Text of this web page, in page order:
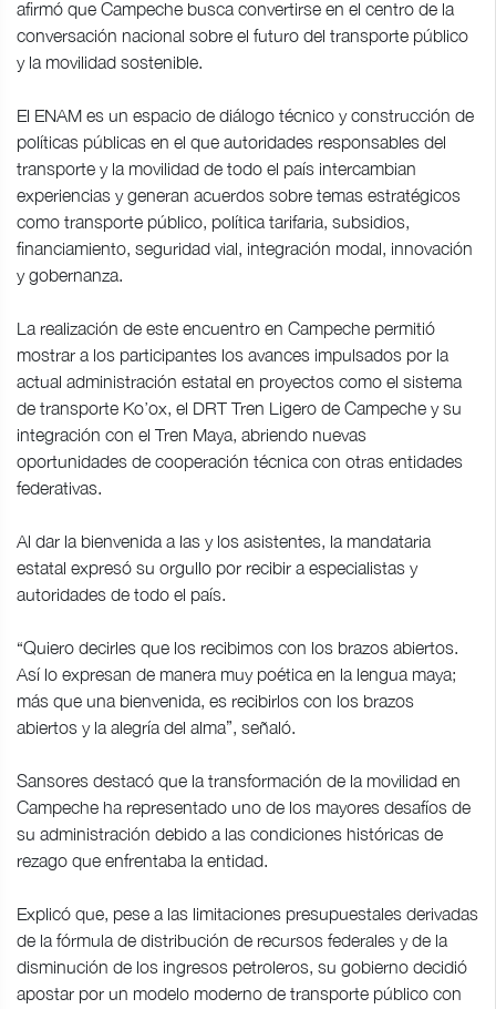
afirmó que Campeche busca convertirse en el centro de la
conversación nacional sobre el futuro del transporte público
y la movilidad sostenible.
El ENAM es un espacio de diálogo técnico y construcción de
políticas públicas en el que autoridades responsables del
transporte y la movilidad de todo el país intercambian
experiencias y generan acuerdos sobre temas estratégicos
como transporte público, política tarifaria, subsidios,
financiamiento, seguridad vial, integración modal, innovación
y gobernanza.
La realización de este encuentro en Campeche permitió
mostrar a los participantes los avances impulsados por la
actual administración estatal en proyectos como el sistema
de transporte Ko’ox, el DRT Tren Ligero de Campeche y su
integración con el Tren Maya, abriendo nuevas
oportunidades de cooperación técnica con otras entidades
federativas.
Al dar la bienvenida a las y los asistentes, la mandataria
estatal expresó su orgullo por recibir a especialistas y
autoridades de todo el país.
“Quiero decirles que los recibimos con los brazos abiertos.
Así lo expresan de manera muy poética en la lengua maya;
más que una bienvenida, es recibirlos con los brazos
abiertos y la alegría del alma”, señaló.
Sansores destacó que la transformación de la movilidad en
Campeche ha representado uno de los mayores desafíos de
su administración debido a las condiciones históricas de
rezago que enfrentaba la entidad.
Explicó que, pese a las limitaciones presupuestales derivadas
de la fórmula de distribución de recursos federales y de la
disminución de los ingresos petroleros, su gobierno decidió
apostar por un modelo moderno de transporte público con